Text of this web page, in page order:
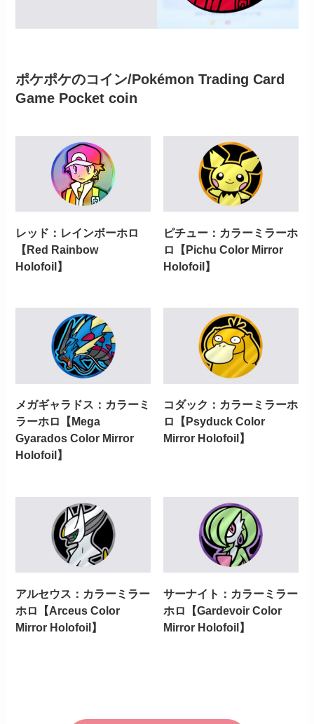
ポケポケのコイン/Pokémon Trading Card
Game Pocket coin
レッド：レインボーホロ
【Red Rainbow
Holofoil】
ピチュー：カラーミラーホ
ロ【Pichu Color Mirror
Holofoil】
メガギャラドス：カラーミ
ラーホロ【Mega
Gyarados Color Mirror
Holofoil】
コダック：カラーミラーホ
ロ【Psyduck Color
Mirror Holofoil】
アルセウス：カラーミラー
ホロ【Arceus Color
Mirror Holofoil】
サーナイト：カラーミラー
ホロ【Gardevoir Color
Mirror Holofoil】